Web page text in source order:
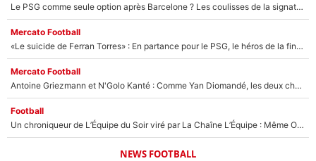
Le PSG comme seule option après Barcelone ? Les coulisses de la signature historique de Lionel Messi sont révélées au grand jour !
Mercato Football
«Le suicide de Ferran Torres» : En partance pour le PSG, le héros de la finale de la Coupe du monde s'attire les foudres de la presse espagnole !
Mercato Football
Antoine Griezmann et N'Golo Kanté : Comme Yan Diomandé, les deux champions du monde ont refusé de signer au PSG !
Football
Un chroniqueur de L’Équipe du Soir viré par La Chaîne L’Équipe : Même Olivier Ménard n’avait pas pu empêcher son départ, «je l’ai appris sur Twitter, je l’ai vécu assez mal»
NEWS FOOTBALL